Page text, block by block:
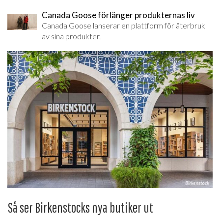
Canada Goose förlänger produkternas liv
Canada Goose lanserar en plattform för återbruk
av sina produkter.
Så ser Birkenstocks nya butiker ut